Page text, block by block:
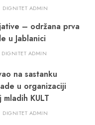
DIGNITET ADMIN
– održana prva
u Jablanici
DIGNITET ADMIN
na sastanku
u organizaciji
KULT
DIGNITET ADMIN